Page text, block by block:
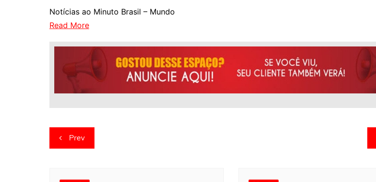
Notícias ao Minuto Brasil – Mundo
Read More
Navegação
de
Prev